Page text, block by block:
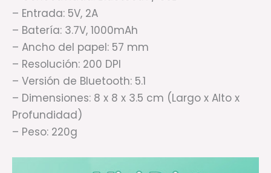
– Entrada: 5V, 2A
– Batería: 3.7V, 1000mAh
– Ancho del papel: 57 mm
– Resolución: 200 DPI
– Versión de Bluetooth: 5.1
– Dimensiones: 8 x 8 x 3.5 cm (Largo x Alto x
Profundidad)
– Peso: 220g